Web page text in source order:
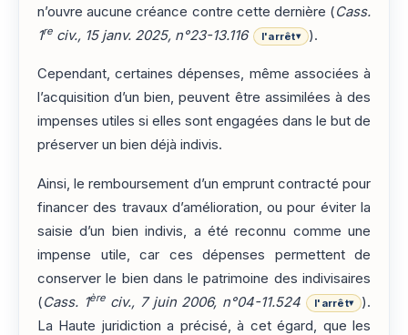
n’ouvre aucune créance contre cette dernière (Cass.
1re civ., 15 janv. 2025, n°23-13.116 l'arrêt▾ ).
Cependant, certaines dépenses, même associées à
l’acquisition d’un bien, peuvent être assimilées à des
impenses utiles si elles sont engagées dans le but de
préserver un bien déjà indivis.
Ainsi, le remboursement d’un emprunt contracté pour
financer des travaux d’amélioration, ou pour éviter la
saisie d’un bien indivis, a été reconnu comme une
impense utile, car ces dépenses permettent de
conserver le bien dans le patrimoine des indivisaires
(Cass. 1èreciv., 7 juin 2006, n°04-11.524 l'arrêt▾
).
La Haute juridiction a précisé, à cet égard, que les